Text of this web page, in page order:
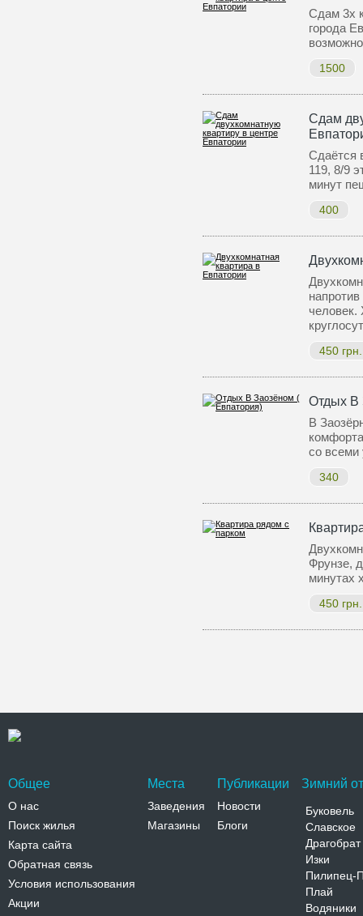
Сдам 3х
города
1500
Сдам
Сдаётся
119, 8/9
минут
400
человек.
450 грн.
Отдых В
В
со
340
Фрунзе,
минутах
450 грн.
Общее
О нас
Поиск жилья
Карта сайта
Обратная связь
Условия использования
Акции
Места
Заведения
Магазины
Публикации
Новости
Блоги
Зимний
Буковель
Славское
Драгобрат
Изки
Пилипец-
Плай
Водяники